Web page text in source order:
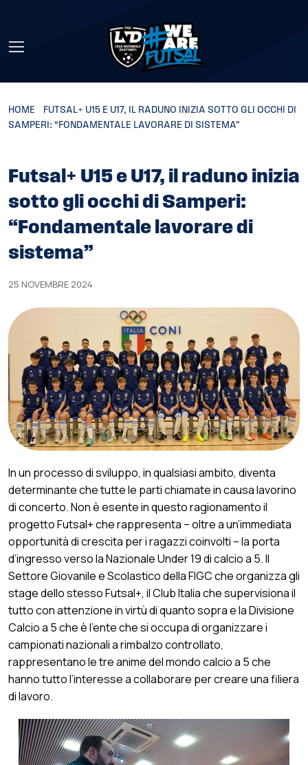
HOME
FUTSAL+ U15 E U17, IL RADUNO INIZIA SOTTO GLI OCCHI DI
SAMPERI: “FONDAMENTALE LAVORARE DI SISTEMA”
Futsal+ U15 e U17, il raduno inizia
sotto gli occhi di Samperi:
“Fondamentale lavorare di
sistema”
25 NOVEMBRE 2024
In un processo di sviluppo, in qualsiasi ambito, diventa
determinante che tutte le parti chiamate in causa lavorino
di concerto. Non è esente in questo ragionamento il
progetto Futsal+ che rappresenta – oltre a un’immediata
opportunità di crescita per i ragazzi coinvolti – la porta
d’ingresso verso la Nazionale Under 19 di calcio a 5. Il
Settore Giovanile e Scolastico della FIGC che organizza gli
stage dello stesso Futsal+, il Club Italia che supervisiona il
tutto con attenzione in virtù di quanto sopra e la Divisione
Calcio a 5 che è l’ente che si occupa di organizzare i
campionati nazionali a rimbalzo controllato,
rappresentano le tre anime del mondo calcio a 5 che
hanno tutto l’interesse a collaborare per creare una filiera
di lavoro.